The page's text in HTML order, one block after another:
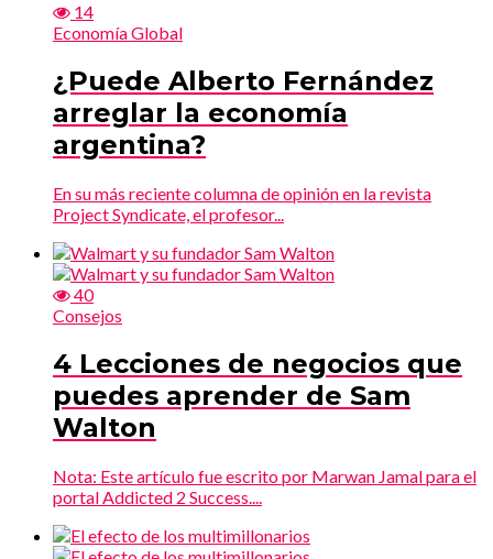
14
Economía Global
¿Puede Alberto Fernández
arreglar la economía
argentina?
En su más reciente columna de opinión en la revista
Project Syndicate, el profesor...
40
Consejos
4 Lecciones de negocios que
puedes aprender de Sam
Walton
Nota: Este artículo fue escrito por Marwan Jamal para el
portal Addicted 2 Success....